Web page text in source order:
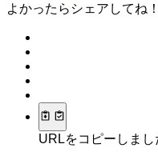
よかったらシェアしてね！
URLをコピーしまし